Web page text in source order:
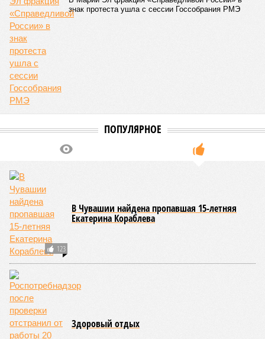
КОММЕНТАРИИ 0
Версия //Общество
спорта по борьбе керешу
В регионе учреждены удостоверения мастеров спорта по
борьбе керешу
Заткнуть за пояс
В регионе учреждены удостоверения мастеров спорта по борьбе керешу
В Чувашской Республике последовательно реализуются меры,
направленные на повышение статуса и институциональное
развитие национальной борьбы на поясах керешу.
Региональные власти не ограничились
дисциплины в качестве приоритетной, но также утвердили
официальную систему спортивных званий и
ведомственных знаков отличия, закрепив
соответствующие положения и образцы наградных
атрибутов на уровне правительства субъекта. Согласно
обнародованным материалам, введены удостоверения и